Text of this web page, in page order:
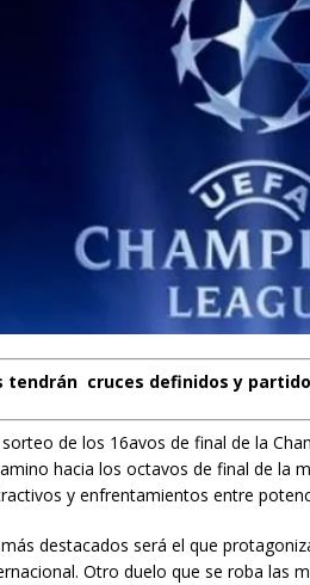
tendrán cruces definidos y
sorteo de los 16avos de final de la
hacia los octavos de final de la
y enfrentamientos entre
destacados será el que
Otro duelo que se roba las